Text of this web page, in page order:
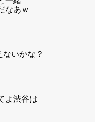
なあｗ
いかな？
よ渋谷は